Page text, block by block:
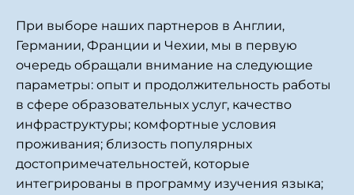
При выборе наших партнеров в Англии,
Германии, Франции и Чехии, мы в первую
очередь обращали внимание на следующие
параметры: опыт и продолжительность работы
в сфере образовательных услуг, качество
инфраструктуры; комфортные условия
проживания; близость популярных
достопримечательностей, которые
интегрированы в программу изучения языка;